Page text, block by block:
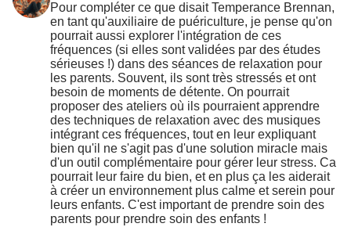
Pour compléter ce que disait Temperance Brennan,
en tant qu'auxiliaire de puériculture, je pense qu'on
pourrait aussi explorer l'intégration de ces
fréquences (si elles sont validées par des études
sérieuses !) dans des séances de relaxation pour
les parents. Souvent, ils sont très stressés et ont
besoin de moments de détente. On pourrait
proposer des ateliers où ils pourraient apprendre
des techniques de relaxation avec des musiques
intégrant ces fréquences, tout en leur expliquant
bien qu'il ne s'agit pas d'une solution miracle mais
d'un outil complémentaire pour gérer leur stress. Ca
pourrait leur faire du bien, et en plus ça les aiderait
à créer un environnement plus calme et serein pour
leurs enfants. C'est important de prendre soin des
parents pour prendre soin des enfants !